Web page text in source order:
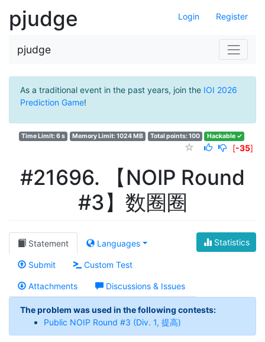
Login Register
pjudge
pjudge
As a traditional event in the past years, join the IOI 2026
Prediction Game!
Time Limit: 6 s Memory Limit: 1024 MB Total points: 100 Hackable ✓
[-35]
#21696. 【NOIP Round
#3】数圈圈
Statistics
Statement Languages
Submit Custom Test
Attachments Discussions & Issues
The problem was used in the following contests:
Public NOIP Round #3 (Div. 1, 提高)